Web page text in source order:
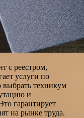
с реестром,
услуги по
выбрать техникум
и
гарантирует
на рынке труда.